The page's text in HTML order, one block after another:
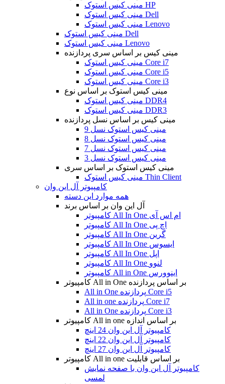
مینی کیس استوک HP
مینی کیس استوک Dell
مینی کیس استوک Lenovo
مینی کیس استوک Dell
مینی کیس استوک Lenovo
مینی کیس بر اساس سری پردازنده
مینی کیس استوک Core i7
مینی کیس استوک Core i5
مینی کیس استوک Core i3
مینی کیس استوک بر اساس نوع
مینی کیس استوک DDR4
مینی کیس استوک DDR3
مینی کیس بر اساس نسل پردازنده
مینی کیس استوک نسل 9
مینی کیس استوک نسل 8
مینی کیس استوک نسل 7
مینی کیس استوک نسل 3
مینی کیس استوک بر اساس سری
مینی کیس استوک Thin Client
کامپیوتر آل این وان
همه موارد این دسته
آل این وان بر اساس برند
کامپیوتر All In One ام اس آی
کامپیوتر All In One اچ پی
کامپیوتر All In One گرین
کامپیوتر All In One ایسوس
کامپیوتر All In One اپل
کامپیوتر All In One لنوو
کامپیوتر All in One اینوورس
کامپیوتر All in One بر اساس پردازنده
All in One پردازنده Core i5
All in one پردازنده Core i7
All in One پردازنده Core i3
کامپیوتر All in one بر اساس اندازه
کامپیوتر آل این وان 24 اینچ
کامپیوتر آل این وان 22 اینچ
کامپیوتر آل این وان 27 اینچ
کامپیوتر All in one بر اساس قابلیت
کامپیوتر آل این وان با صفحه نمایش
لمسی